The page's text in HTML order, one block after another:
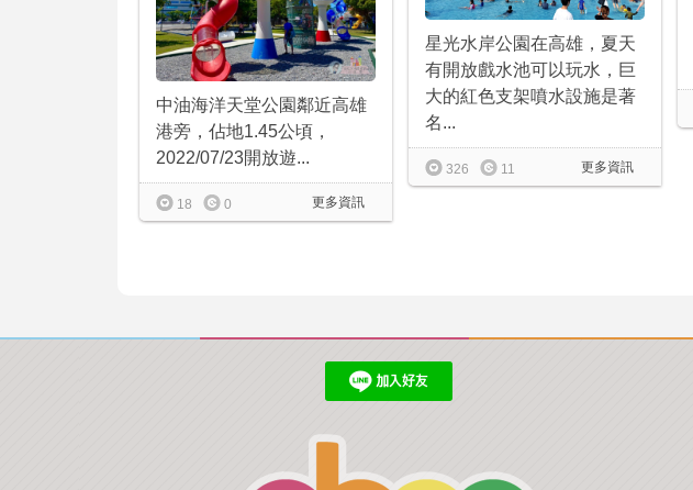
中油海洋天堂公園鄰近高雄
港旁，佔地1.45公頃，
2022/07/23開放遊...
更多資訊
18 0
星光水岸公園在高雄，夏天
有開放戲水池可以玩水，巨
大的紅色支架噴水設施是著
名...
更多資訊
326 11